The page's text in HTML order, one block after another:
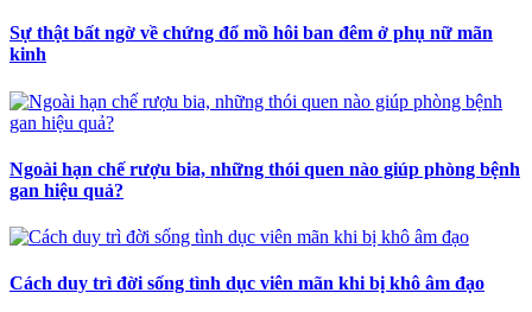
Sự thật bất ngờ về chứng đổ mồ hôi ban đêm ở phụ nữ mãn
kinh
Ngoài hạn chế rượu bia, những thói quen nào giúp phòng bệnh
gan hiệu quả?
Cách duy trì đời sống tình dục viên mãn khi bị khô âm đạo